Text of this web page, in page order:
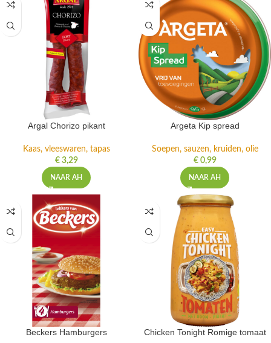
Kaas, vleeswaren, tapas
€ 3,29
NAAR AH
Soepen, sauzen, kruiden, olie
€ 0,99
NAAR AH